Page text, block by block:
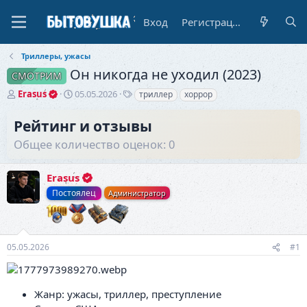
Вход Регистрация
Триллеры, ужасы
СМОТРИМ Он никогда не уходил (2023)
А
о
р
е
м
ы
Erasus
Д
н
ч
а
л
а
05.05.2026
Т
и
триллер хоррор
Рейтинг и отзывы
Общее количество оценок: 0
Erasus
Постоялец Администратор
05.05.2026 #1
Жанр: ужасы, триллер, преступление